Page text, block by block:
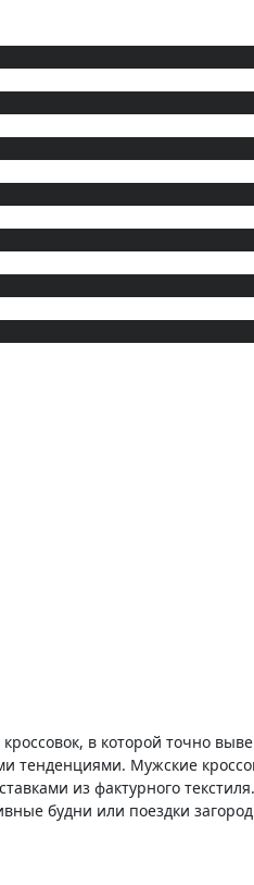
в которой точно
тенденциями. Мужские
из фактурного
будни или поездки